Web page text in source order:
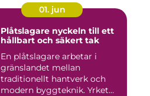
01. jun
Plåtslagare nyckeln till ett
hållbart och säkert tak
En plåtslagare arbetar i
gränslandet mellan
traditionellt hantverk och
modern byggteknik. Yrket